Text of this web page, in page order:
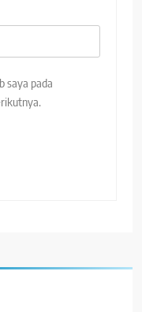
saya pada